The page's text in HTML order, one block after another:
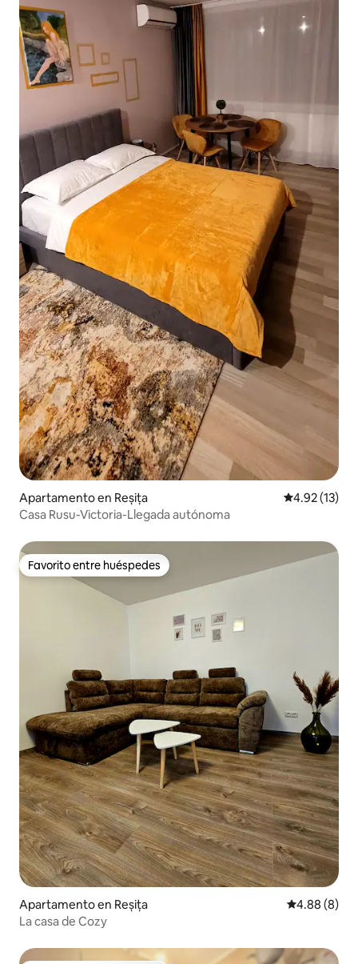
Apartamento en Reșița Calificación
4.92 (13)
Casa Rusu-Victoria-Llegada autónoma
Favorito entre huéspedes
Favorito entre huéspedes
Apartamento en Reșița Calificación
4.88 (8)
La casa de Cozy